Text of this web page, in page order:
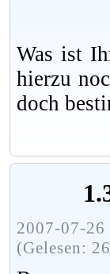
Was ist
hierzu
doch
2007-07-
(Gelesen: